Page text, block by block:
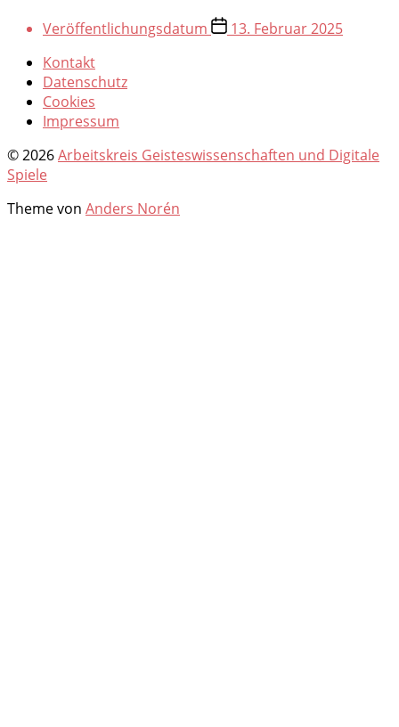
Veröffentlichungsdatum
13. Februar 2025
Kontakt
Datenschutz
Cookies
Impressum
© 2026Arbeitskreis Geisteswissenschaften und Digitale
Spiele
Theme von Anders Norén